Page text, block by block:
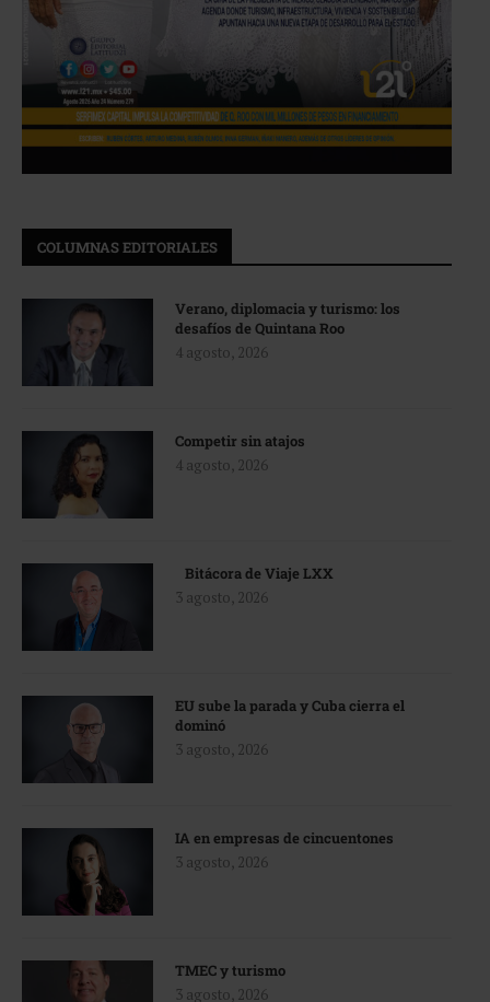
COLUMNAS EDITORIALES
Verano, diplomacia y turismo: los
desafíos de Quintana Roo
4 agosto, 2026
Competir sin atajos
4 agosto, 2026
Bitácora de Viaje LXX
3 agosto, 2026
EU sube la parada y Cuba cierra el
dominó
3 agosto, 2026
IA en empresas de cincuentones
3 agosto, 2026
TMEC y turismo
3 agosto, 2026